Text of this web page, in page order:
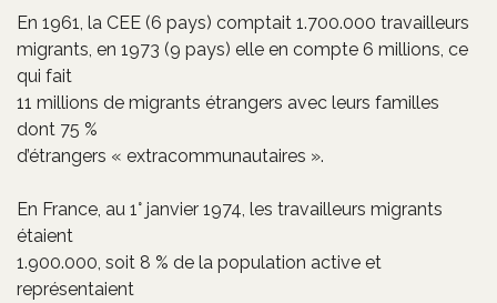
En 1961, la CEE (6 pays) comptait 1.700.000 travailleurs
migrants, en 1973 (9 pays) elle en compte 6 millions, ce
qui fait
11 millions de migrants étrangers avec leurs familles
dont 75 %
d’étrangers « extracommunautaires ».
En France, au 1° janvier 1974, les travailleurs migrants
étaient
1.900.000, soit 8 % de la population active et
représentaient